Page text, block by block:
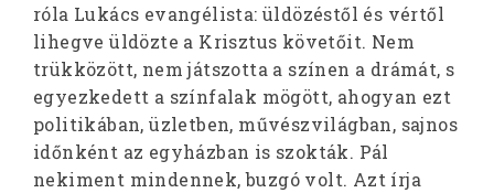
róla Lukács evangélista: üldözéstől és vértől
lihegve üldözte a Krisztus követőit. Nem
trükközött, nem játszotta a színen a drámát, s
egyezkedett a színfalak mögött, ahogyan ezt
politikában, üzletben, művészvilágban, sajnos
időnként az egyházban is szokták. Pál
nekiment mindennek, buzgó volt. Azt írja